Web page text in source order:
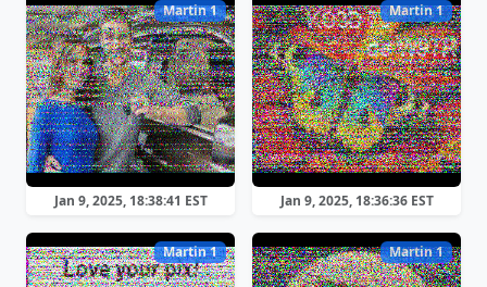
Martin 1
Jan 9, 2025, 18:38:41 EST
Martin 1
Jan 9, 2025, 18:36:36 EST
Martin 1 Martin 1